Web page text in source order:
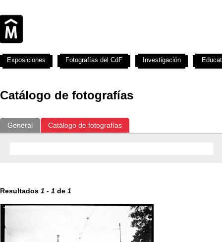
Catálogo de fotografías
General Catálogo de fotografías
Resultados 1 - 1 de 1
Exposiciones Fotografías del CdF Investigación